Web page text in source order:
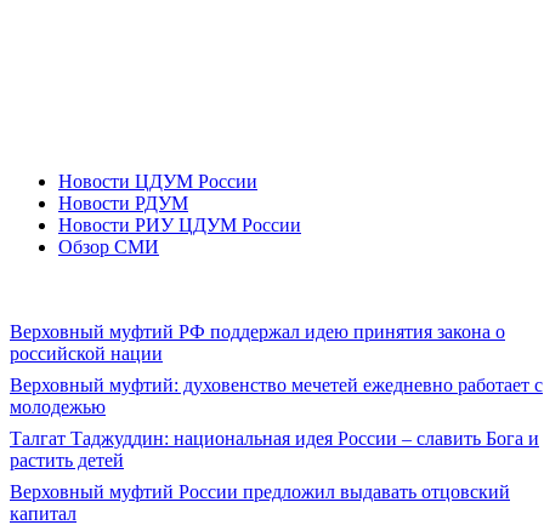
Новости ЦДУМ России
Новости РДУМ
Новости РИУ ЦДУМ России
Обзор СМИ
Верховный муфтий РФ поддержал идею принятия закона о
российской нации
Верховный муфтий: духовенство мечетей ежедневно работает с
молодежью
Талгат Таджуддин: национальная идея России – славить Бога и
растить детей
Верховный муфтий России предложил выдавать отцовский
капитал